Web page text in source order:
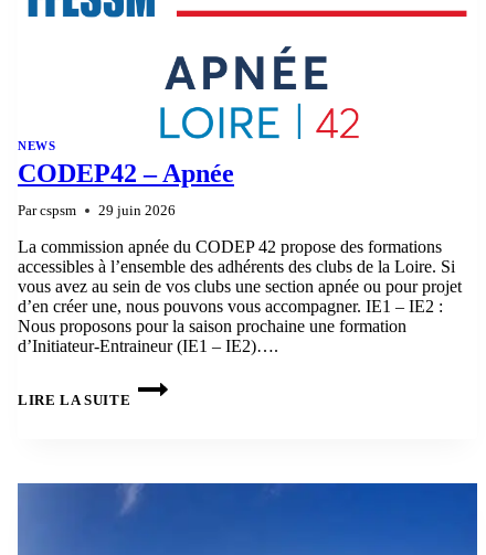
NEWS
CODEP42 – Apnée
Par cspsm 29 juin 2026
La commission apnée du CODEP 42 propose des formations
accessibles à l’ensemble des adhérents des clubs de la Loire. Si
vous avez au sein de vos clubs une section apnée ou pour projet
d’en créer une, nous pouvons vous accompagner. IE1 – IE2 :
Nous proposons pour la saison prochaine une formation
d’Initiateur-Entraineur (IE1 – IE2)….
LIRE LA SUITE
CODEP42